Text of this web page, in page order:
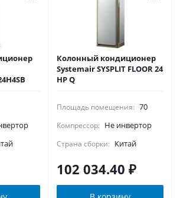
Колонный кондиционер
Systemair SYSPLIT FLOOR 24
HP Q
Площадь помещения: 70
Компрессор: Не инвертор
Страна сборки: Китай
102 034.40 ₽